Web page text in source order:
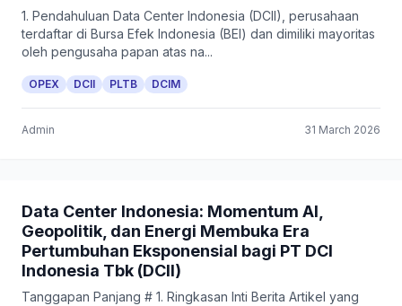
1. Pendahuluan Data Center Indonesia (DCII), perusahaan
terdaftar di Bursa Efek Indonesia (BEI) dan dimiliki mayoritas
oleh pengusaha papan atas na...
OPEX DCII PLTB DCIM
Admin 31 March 2026
Data Center Indonesia: Momentum AI,
Geopolitik, dan Energi Membuka Era
Pertumbuhan Eksponensial bagi PT DCI
Indonesia Tbk (DCII)
Tanggapan Panjang # 1. Ringkasan Inti Berita Artikel yang